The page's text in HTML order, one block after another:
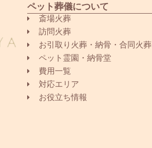
ペット葬儀について
斎場火葬
訪問火葬
お引取り火葬・納骨・合同火葬
ペット霊園・納骨堂
費用一覧
対応エリア
お役立ち情報